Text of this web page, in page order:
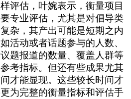
估，叶婉表示，衡量项目
专业评估，尤其是对倡导类
杂，其产出可能是短期之内
活动或者话题参与的人数、
题报道的数量、覆盖人群等
考指标。但还有些成果尤其
才能显现。这些较长时间才
为完整的衡量指标和评估手